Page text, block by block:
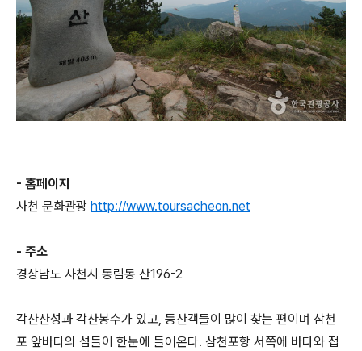
- 홈페이지
사천 문화관광 http://www.toursacheon.net
- 주소
경상남도 사천시 동림동 산196-2
각산산성과 각산봉수가 있고, 등산객들이 많이 찾는 편이며 삼천
포 앞바다의 섬들이 한눈에 들어온다. 삼천포항 서쪽에 바다와 접